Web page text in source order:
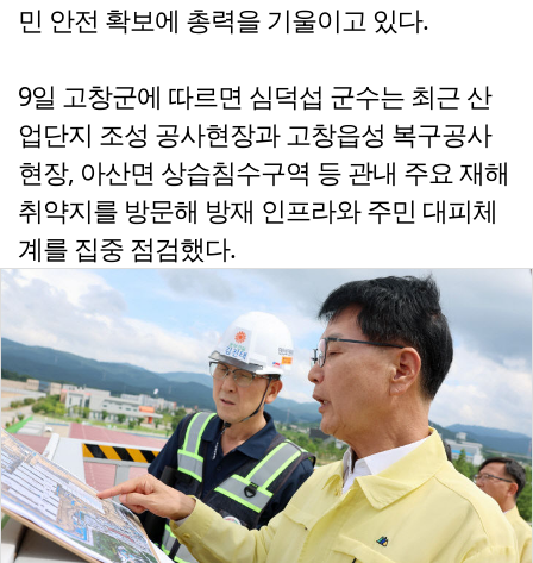
민 안전 확보에 총력을 기울이고 있다.
9일 고창군에 따르면 심덕섭 군수는 최근 산
업단지 조성 공사현장과 고창읍성 복구공사
현장, 아산면 상습침수구역 등 관내 주요 재해
취약지를 방문해 방재 인프라와 주민 대피체
계를 집중 점검했다.